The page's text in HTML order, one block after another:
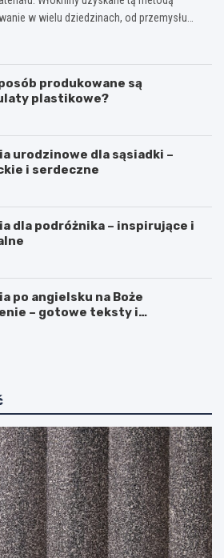
w wielu dziedzinach, od przemysłu…
produkowane są
plastikowe?
urodzinowe dla sąsiadki –
i serdeczne
dla podróżnika – inspirujące i
po angielsku na Boże
– gotowe teksty i